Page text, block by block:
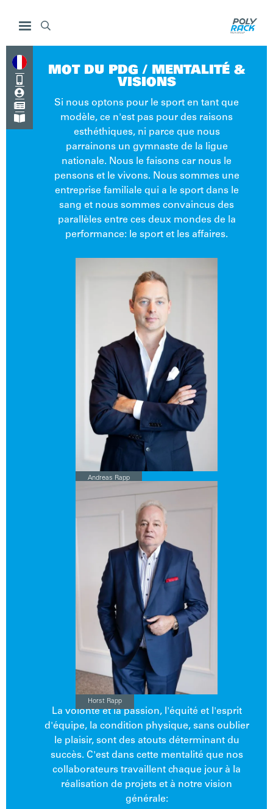




MOT DU PDG / MENTALITÉ &
VISIONS
Si nous optons pour le sport en tant que
modèle, ce n'est pas pour des raisons
esthéthiques, ni parce que nous
parrainons un gymnaste de la ligue
nationale. Nous le faisons car nous le
pensons et le vivons. Nous sommes une
entreprise familiale qui a le sport dans le
sang et nous sommes convaincus des
parallèles entre ces deux mondes de la
performance: le sport et les affaires.
Andreas Rapp
Horst Rapp
La volonté et la passion, l'équité et l'esprit
d'équipe, la condition physique, sans oublier
le plaisir, sont des atouts déterminant du
succès. C'est dans cette mentalité que nos
collaborateurs travaillent chaque jour à la
réalisation de projets et à notre vision
générale: